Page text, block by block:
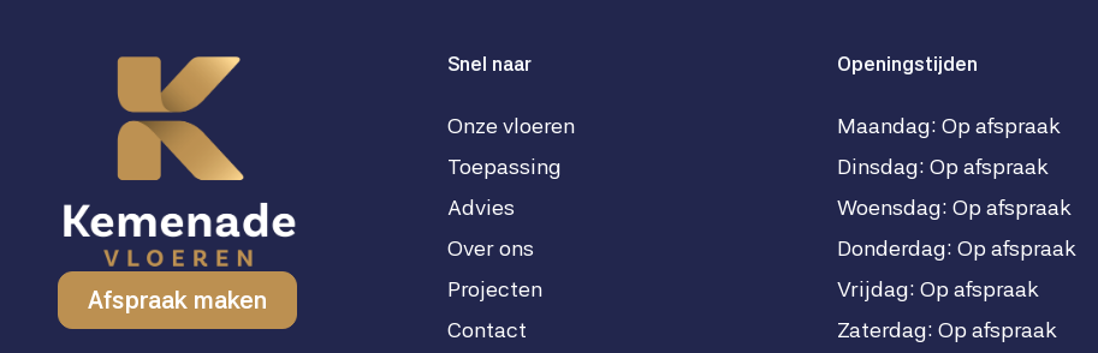
Afspraak maken
Snel naar
Onze vloeren
Toepassing
Advies
Over ons
Projecten
Contact
Openingstijden
Maandag: Op afspraak
Dinsdag: Op afspraak
Woensdag: Op afspraak
Donderdag: Op afspraak
Vrijdag: Op afspraak
Zaterdag: Op afspraak